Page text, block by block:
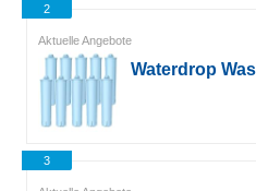
2
Aktuelle Angebote
3